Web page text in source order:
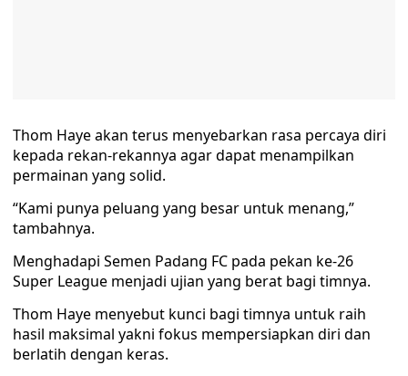
Thom Haye akan terus menyebarkan rasa percaya diri
kepada rekan-rekannya agar dapat menampilkan
permainan yang solid.
“Kami punya peluang yang besar untuk menang,”
tambahnya.
Menghadapi Semen Padang FC pada pekan ke-26
Super League menjadi ujian yang berat bagi timnya.
Thom Haye menyebut kunci bagi timnya untuk raih
hasil maksimal yakni fokus mempersiapkan diri dan
berlatih dengan keras.